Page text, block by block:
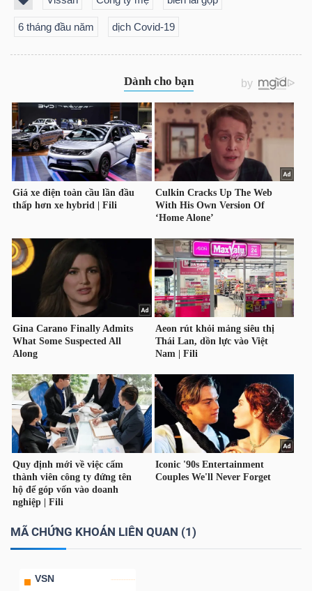
6 tháng đầu năm dịch Covid-19
MÃ CHỨNG KHOÁN LIÊN QUAN (1)
VSN
DÙNG
THIẾT
YẾU
SÓC
SỨC
KHỎE
TÀI
CHÍNH
CÔNG
NGHỆ
THÔNG